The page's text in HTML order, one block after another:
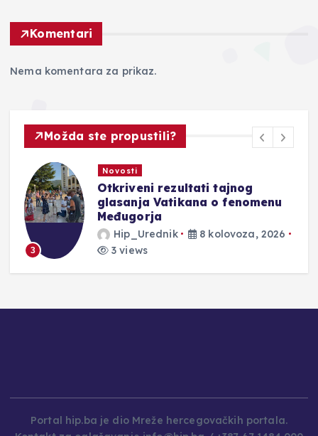
Komentari
Nema komentara za prikaz.
Možda ste propustili?
Novosti
Otkriveni rezultati tajnog
glasanja Vatikana o fenomenu
Međugorja
Hip_Urednik
8 kolovoza, 2026
3 views
Portal hip.ba je dio Mreže hercegovačkih portala.